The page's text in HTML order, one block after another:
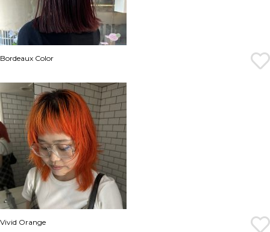
Bordeaux Color
Vivid Orange